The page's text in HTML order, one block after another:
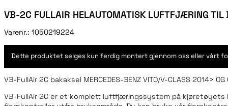
VB-2C FULLAIR HELAUTOMATISK LUFTFJÆRING
Varenr.: 1050219224
Dette produktet selges kun ferdig montert gjennom oss eller vårt
VB-FullAir 2C bakaksel MERCEDES-BENZ VITO/V-CLASS 2014> OG
VB-FullAir 2C er et komplett luftfjæringssystem på